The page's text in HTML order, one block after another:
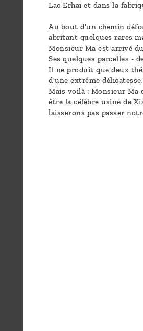
Contactez-
Lac Erhai et dans la
Au bout d'un chemin
abritant quelques rares
Monsieur Ma est arrivé
Ses quelques parcelles -
Il ne produit que deux
d'une extrême
Mais voilà : Monsieur Ma
être la célèbre usine de
laisserons pas passer